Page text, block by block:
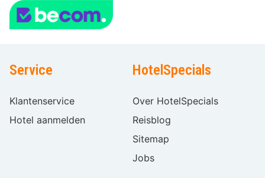
Service
Klantenservice
Hotel aanmelden
HotelSpecials
Over HotelSpecials
Reisblog
Sitemap
Jobs